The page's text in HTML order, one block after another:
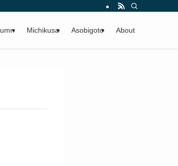
Michikusa Asobigoto About